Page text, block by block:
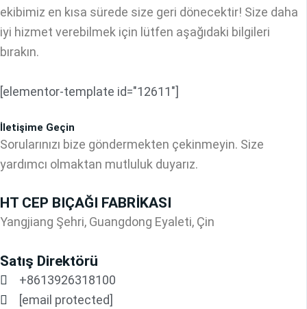
ekibimiz en kısa sürede size geri dönecektir! Size daha
iyi hizmet verebilmek için lütfen aşağıdaki bilgileri
bırakın.
[elementor-template id="12611"]
İletişime Geçin
Sorularınızı bize göndermekten çekinmeyin. Size
yardımcı olmaktan mutluluk duyarız.
HT CEP BIÇAĞI FABRİKASI
Yangjiang Şehri, Guangdong Eyaleti, Çin
Satış Direktörü
+8613926318100
[email protected]